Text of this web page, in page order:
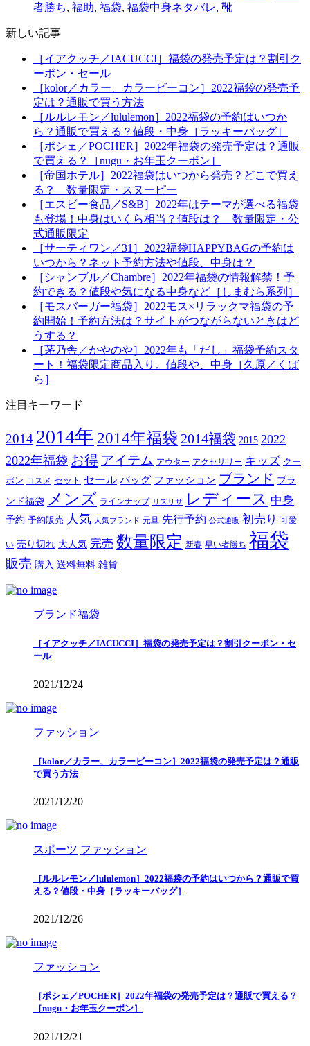
者勝ち, 福助, 福袋, 福袋中身ネタバレ, 靴
新しい記事
［イアクッチ／IACUCCI］福袋の発売予定は？割引ク
ーポン・セール
［kolor／カラー、カラービーコン］2022福袋の発売予
定は？通販で買う方法
［ルルレモン／lululemon］2022福袋の予約はいつか
ら？通販で買える？値段・中身［ラッキーバッグ］
［ポシェ／POCHER］2022年福袋の発売予定は？通販
で買える？［nugu・お年玉クーポン］
［帝国ホテル］2022福袋はいつから発売？どこで買え
る？ 数量限定・スヌーピー
［エスビー食品／S&B］2022年はテーマが選べる福袋
も登場！中身はいくら相当？値段は？ 数量限定・公
式通販限定
［サーティワン／31］2022福袋HAPPYBAGの予約は
いつから？ネット予約方法や値段、中身は？
［シャンブル／Chambre］2022年福袋の情報解禁！予
約できる？値段や気になる中身など［しまむら系列］
［モスバーガー福袋］2022モス×リラックマ福袋の予
約開始！予約方法は？サイトがつながらないときはど
うする？
［茅乃舎／かやのや］2022年も「だし」福袋予約スタ
ート！福袋限定商品入り。値段や、中身［久原／くば
ら］
注目キーワード
2014 2014年 2014年福袋 2014福袋 2015 2022
2022年福袋 お得 アイテム アウター アクセサリー キッズ クー
ポン コスメ セット セール バッグ ファッション ブランド ブラ
ンド福袋 メンズ ラインナップ リズリサ レディース 中身
予約 予約販売 人気 人気ブランド 元旦 先行予約 公式通販 初売り 可愛
い 売り切れ 大人気 完売 数量限定 新春 早い者勝ち 福袋
販売 購入 送料無料 雑貨
ブランド福袋
［イアクッチ／IACUCCI］福袋の発売予定は？割引クーポン・セ
ール
2021/12/24
ファッション
［kolor／カラー、カラービーコン］2022福袋の発売予定は？通販
で買う方法
2021/12/20
スポーツ ファッション
［ルルレモン／lululemon］2022福袋の予約はいつから？通販で買
える？値段・中身［ラッキーバッグ］
2021/12/26
ファッション
［ポシェ／POCHER］2022年福袋の発売予定は？通販で買える？
［nugu・お年玉クーポン］
2021/12/21